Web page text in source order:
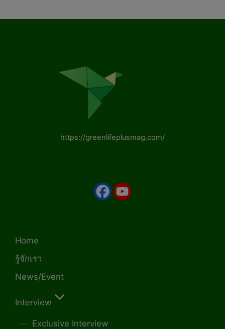
https://greenlifeplusmag.com/
Home
รู้จักเรา
News/Event
Interview
Exclusive Interview